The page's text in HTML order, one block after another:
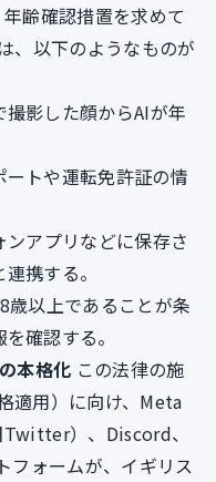
齢確認措置を求めて
、以下のようなものが
撮影した顔からAIが年
ートや運転免許証の情
ンアプリなどに保存さ
携する。
歳以上であることが条
確認する。
本格化 この法律の施
適用）に向け、Meta
）、Discord、
フォームが、イギリス